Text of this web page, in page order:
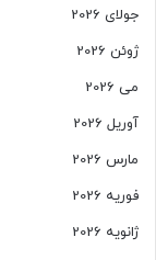
ی
ا
ل
ه
ر
ه
جولای 2026
ژوئن 2026
می 2026
آوریل 2026
مارس 2026
فوریه 2026
ژانویه 2026